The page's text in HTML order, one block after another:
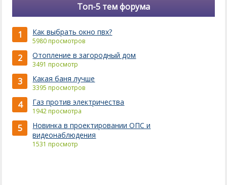
Топ-5 тем форума
1 Как выбрать окно пвх?
5980 просмотров
2 Отопление в загородный дом
3491 просмотр
3 Какая баня лучше
3395 просмотров
4 Газ против электричества
1942 просмотра
5
Новинка в проектировании ОПС и
видеонаблюдения
1531 просмотр